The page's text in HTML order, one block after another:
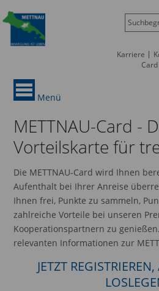
Karriere
Card
Menü
METTNAU-Card -
Vorteilskarte für
Die METTNAU-Card wird Ihnen
Aufenthalt bei Ihrer Anreise
Ihnen frei, Punkte zu sammeln,
zahlreiche Vorteile bei unseren
Kooperationspartnern zu
relevanten Informationen zur
JETZT